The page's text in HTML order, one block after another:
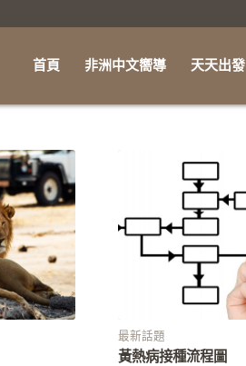
首頁 非洲中文嚮導 天天出發
最新話題
黃熱病接種流程圖